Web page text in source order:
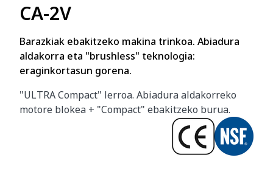
CA-2V
Barazkiak ebakitzeko makina trinkoa. Abiadura
aldakorra eta "brushless" teknologia:
eraginkortasun gorena.
"ULTRA Compact" lerroa. Abiadura aldakorreko
motore blokea + "Compact" ebakitzeko burua.